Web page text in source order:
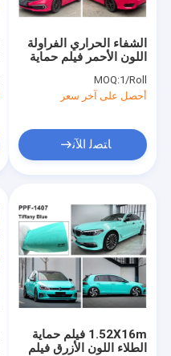
الشفاء الحراري الفراولة
اللون الأحمر فيلم حماية
MOQ:1/Roll
أحصل على آخر سعر
ﺎﺘﺼﻟ ﺍﻶﻧ
1.52X16m فيلم حماية
الطلاء اللون الأزرق فيلم